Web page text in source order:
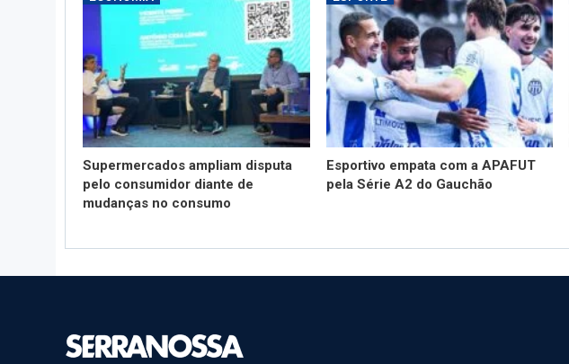
Supermercados ampliam disputa
pelo consumidor diante de
mudanças no consumo
Esportivo empata com a APAFUT
pela Série A2 do Gauchão